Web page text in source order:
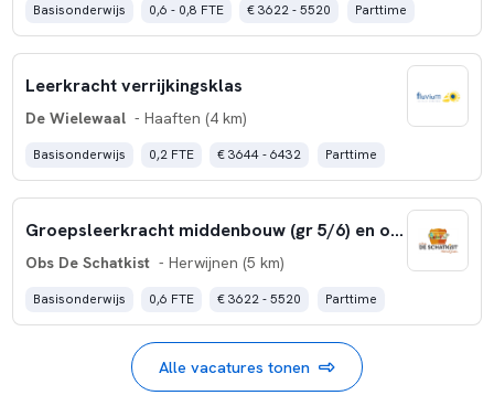
Basisonderwijs 0,6 - 0,8 FTE € 3622 - 5520 Parttime
Leerkracht verrijkingsklas
De Wielewaal - Haaften (4 km)
Basisonderwijs 0,2 FTE € 3644 - 6432 Parttime
Groepsleerkracht middenbouw (gr 5/6) en onderbouw (grp 1/2)
Obs De Schatkist - Herwijnen (5 km)
Basisonderwijs 0,6 FTE € 3622 - 5520 Parttime
Alle vacatures tonen